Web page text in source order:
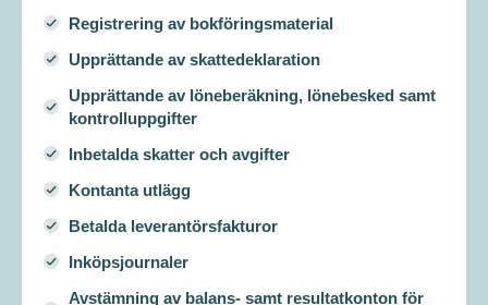
Registrering av bokföringsmaterial
Upprättande av skattedeklaration
Upprättande av löneberäkning, lönebesked samt
kontrolluppgifter
Inbetalda skatter och avgifter
Kontanta utlägg
Betalda leverantörsfakturor
Inköpsjournaler
Avstämning av balans- samt resultatkonton för